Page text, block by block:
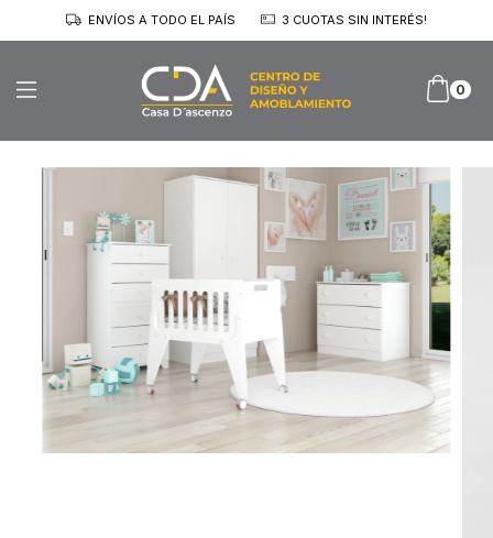
ENVÍOS A TODO EL PAÍS 3 CUOTAS SIN INTERÉS!
0